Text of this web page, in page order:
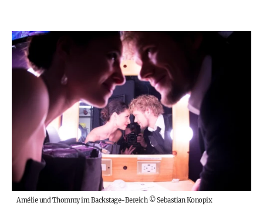
Amélie und Thommy im Backstage-Bereich©Sebastian Konopix